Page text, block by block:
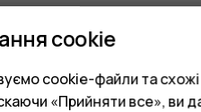
cookie
cookie-файли та схожі
«Прийняти все», ви